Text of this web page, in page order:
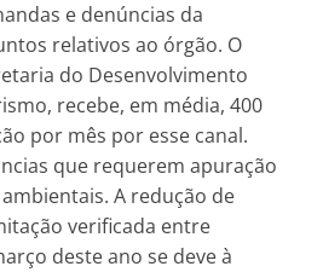
e denúncias da
relativos ao órgão. O
do Desenvolvimento
recebe, em média, 400
por mês por esse canal.
que requerem apuração
A redução de
verificada entre
deste ano se deve à